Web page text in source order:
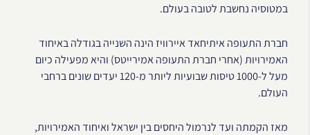
במטוסיה נחשבת לטובה בעולם.
חברת התעופה איתיחאד איירוויז הינה השנייה בגודלה באיחוד
האמירויות (אחרי חברת התעופה אמירייטס) והיא מפעילה כיום
מעל ל-1000 טיסות שבועיות ליותר מ-120 יעדים שונים ברחבי
העולם.
מאז הקמתה ועד לנרמול היחסים בין ישראל ואיחוד האמירויות,